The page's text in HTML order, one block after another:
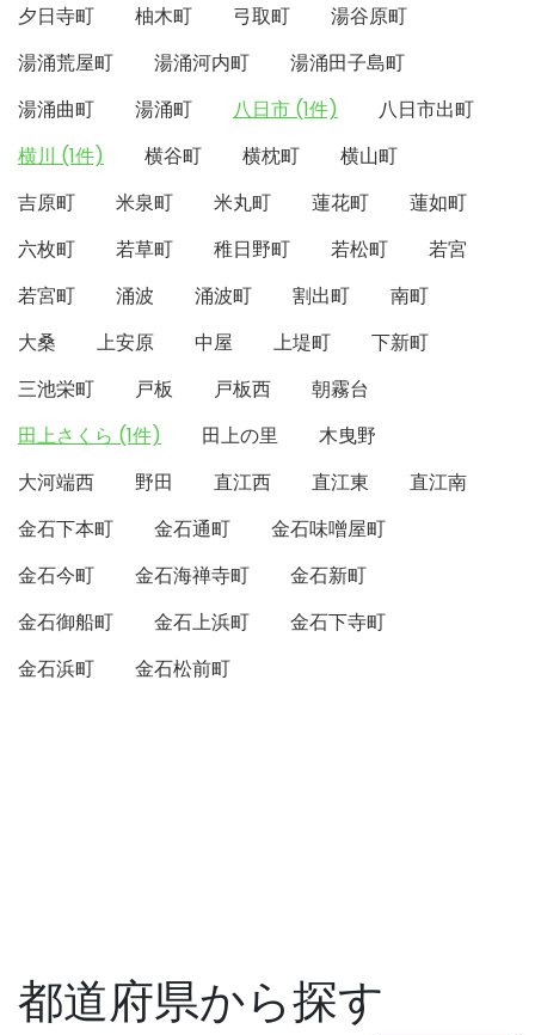
夕日寺町 柚木町 弓取町
湯谷原町
湯涌荒屋町
湯涌河内町
湯涌田子島町
湯涌曲町
湯涌町 八日市 (1件)
八日市出町
横川 (1件)
横谷町 横枕町
横山町
吉原町
米泉町 米丸町 蓮花町
蓮如町
六枚町
若草町 稚日野町 若松町
若宮
若宮町
涌波 涌波町 割出町
南町
大桑
上安原 中屋 上堤町
下新町
三池栄町
戸板 戸板西
朝霧台
田上さくら (1件)
田上の里
木曳野
大河端西
野田 直江西 直江東
直江南
金石下本町
金石通町
金石味噌屋町
金石今町
金石海禅寺町
金石新町
金石御船町
金石上浜町
金石下寺町
金石浜町
金石松前町
都道府県から探す